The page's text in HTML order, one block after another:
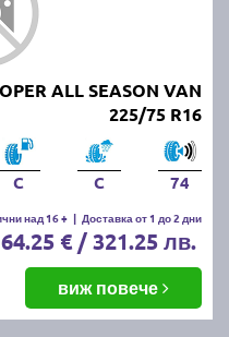
ALL SEASON VAN
225/75 R16
C C 74
над 16 + | Доставка от 1 до 2 дни
€ / 321.25 лв.
виж повече